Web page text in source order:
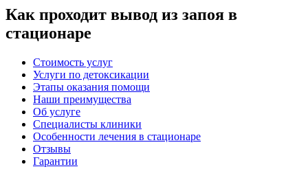
Как проходит вывод из запоя в
стационаре
Стоимость услуг
Услуги по детоксикации
Этапы оказания помощи
Наши преимущества
Об услуге
Специалисты клиники
Особенности лечения в стационаре
Отзывы
Гарантии